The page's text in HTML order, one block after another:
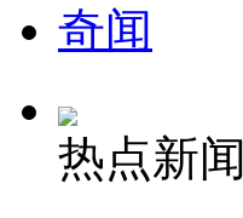
奇闻
热点新闻